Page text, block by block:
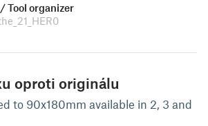
Tool organizer
oproti originálu
to 90x180mm available in 2, 3 and